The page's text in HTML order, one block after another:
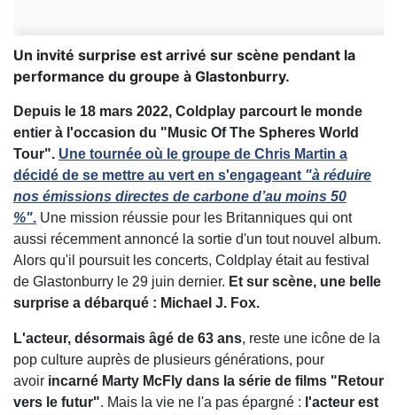
Un invité surprise est arrivé sur scène pendant la
performance du groupe à Glastonburry.
Depuis le 18 mars 2022, Coldplay parcourt le monde
entier à l'occasion du "Music Of The Spheres World
Tour". Une tournée où le groupe de Chris Martin a
décidé de se mettre au vert en s'engageant "à réduire
nos émissions directes de carbone d’au moins 50
%". Une mission réussie pour les Britanniques qui ont
aussi récemment annoncé la sortie d'un tout nouvel album.
Alors qu'il poursuit les concerts, Coldplay était au festival
de Glastonburry le 29 juin dernier. Et sur scène, une belle
surprise a débarqué : Michael J. Fox.
L'acteur, désormais âgé de 63 ans, reste une icône de la
pop culture auprès de plusieurs générations, pour
avoir incarné Marty McFly dans la série de films "Retour
vers le futur". Mais la vie ne l'a pas épargné : l'acteur est